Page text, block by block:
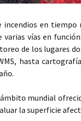
incendios en
varias vías en
de los lugares
hasta
mundial
la superficie